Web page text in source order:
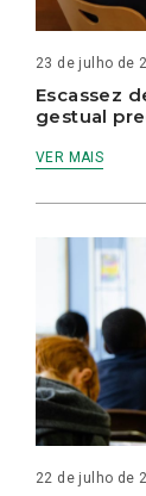
23 de julho de
Escassez
gestual
VER MAIS
22 de julho de